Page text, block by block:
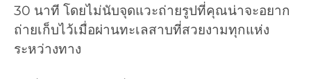
30 นาที โดยไม่นับจุดแวะถ่ายรูปที่คุณน่าจะอยาก
ถ่ายเก็บไว้เมื่อผ่านทะเลสาบที่สวยงามทุกแห่ง
ระหว่างทาง